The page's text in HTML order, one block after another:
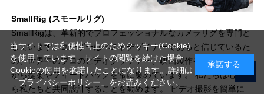
SmallRig (スモールリグ)
SmallRigは、革新的でプロフェッショナルなカメラリグを専門と
しています。ユーザーはベストデザイナーであると信じているた
め、世界中のプロのビデオグラファー、映画製作者、写真愛好家
から提案やフィードバックを常に集めています。 私たちは心か
ら私たちと共同設計することを勧めます。 ビデオ撮影を簡単に
当サイトでは利便性向上のためクッキー(Cookie)
を使用しています。サイトの閲覧を続けた場合
Cookieの使用を承諾したことになります。詳細は
「プライバシーポリシー」 をお読みください。
承諾する